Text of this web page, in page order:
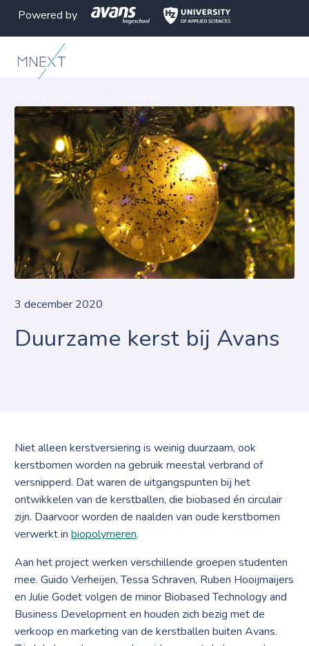
Powered by
3 december 2020
Duurzame kerst bij Avans
Niet alleen kerstversiering is weinig duurzaam, ook
kerstbomen worden na gebruik meestal verbrand of
versnipperd. Dat waren de uitgangspunten bij het
ontwikkelen van de kerstballen, die biobased én circulair
zijn. Daarvoor worden de naalden van oude kerstbomen
verwerkt inbiopolymeren.
Aan het project werken verschillende groepen studenten
mee. Guido Verheijen, Tessa Schraven, Ruben Hooijmaijers
en Julie Godet volgen de minor Biobased Technology and
Business Development en houden zich bezig met de
verkoop en marketing van de kerstballen buiten Avans.